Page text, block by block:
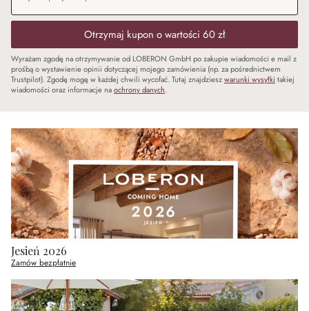
Otrzymaj kupon o wartości 60 zł
Wyrażam zgodę na otrzymywanie od LOBERON GmbH po zakupie wiadomości e mail z
prośbą o wystawienie opinii dotyczącej mojego zamówienia (np. za pośrednictwem
Trustpilot). Zgodę mogę w każdej chwili wycofać. Tutaj znajdzieszwarunki wysyłki takiej
wiadomości oraz informacje naochrony danych.
Jesień 2026
Zamów bezpłatnie